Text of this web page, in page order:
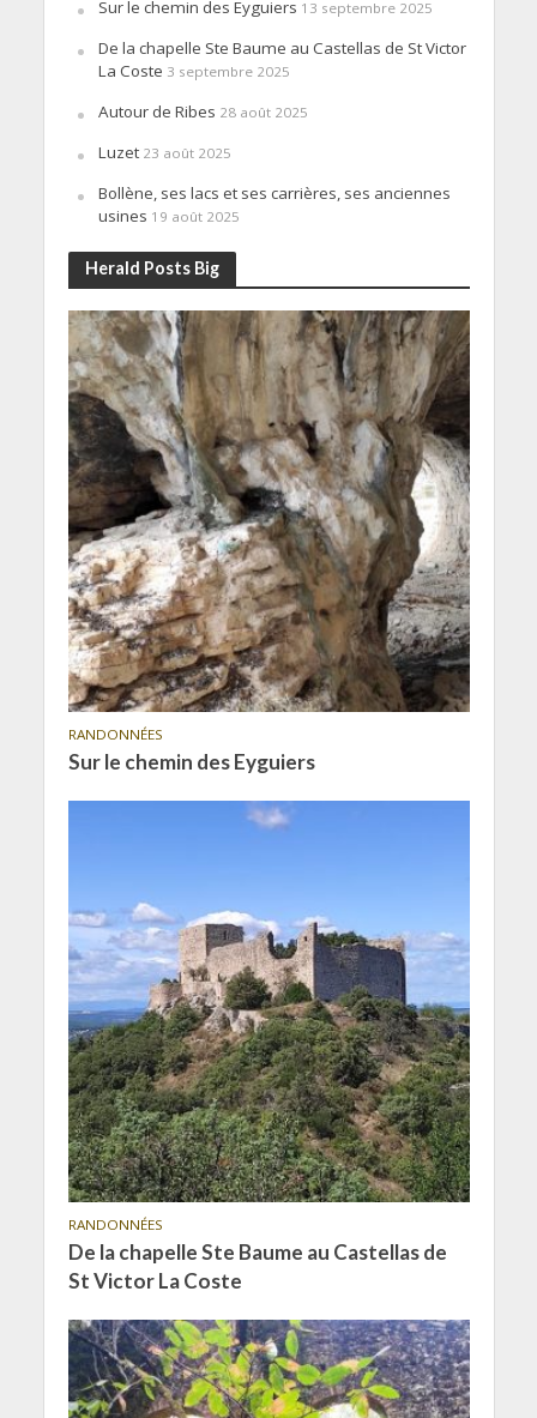
Sur le chemin des Eyguiers 13 septembre 2025
De la chapelle Ste Baume au Castellas de St Victor
La Coste 3 septembre 2025
Autour de Ribes 28 août 2025
Luzet 23 août 2025
Bollène, ses lacs et ses carrières, ses anciennes
usines 19 août 2025
Herald Posts Big
RANDONNÉES
Sur le chemin des Eyguiers
RANDONNÉES
De la chapelle Ste Baume au Castellas de
St Victor La Coste